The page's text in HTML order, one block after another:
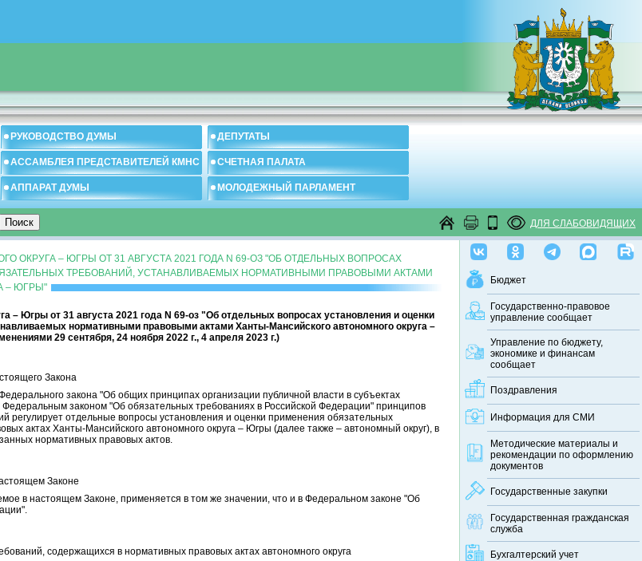
РУКОВОДСТВО ДУМЫ ДЕПУТАТЫ
АССАМБЛЕЯ ПРЕДСТАВИТЕЛЕЙ КМНС СЧЕТНАЯ ПАЛАТА
АППАРАТ ДУМЫ МОЛОДЕЖНЫЙ ПАРЛАМЕНТ
ДЛЯ СЛАБОВИДЯЩИХ
Бюджет
Государственно-правовое
управление сообщает
Управление по бюджету,
экономике и финансам
сообщает
Поздравления
Информация для СМИ
Методические материалы и
рекомендации по оформлению
документов
Государственные закупки
Государственная гражданская
служба
Бухгалтерский учет
ОКРУГА – ЮГРЫ ОТ 31 АВГУСТА 2021 ГОДА N 69-ОЗ "ОБ ОТДЕЛЬНЫХ ВОПРОСАХ
ТРЕБОВАНИЙ, УСТАНАВЛИВАЕМЫХ НОРМАТИВНЫМИ ПРАВОВЫМИ АКТАМИ
– ЮГРЫ"
– Югры от 31 августа 2021 года N 69-оз "Об отдельных вопросах установления и оценки
нормативными правовыми актами Ханты-Мансийского автономного округа –
29 сентября, 24 ноября 2022 г., 4 апреля 2023 г.)
Закона
закона "Об общих принципах организации публичной власти в субъектах
законом "Об обязательных требованиях в Российской Федерации" принципов
регулирует отдельные вопросы установления и оценки применения обязательных
актах Ханты-Мансийского автономного округа – Югры (далее также – автономный округ), в
нормативных правовых актов.
Законе
в настоящем Законе, применяется в том же значении, что и в Федеральном законе "Об
содержащихся в нормативных правовых актах автономного округа